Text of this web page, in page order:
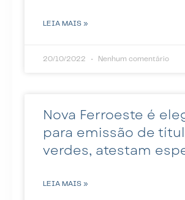
LEIA MAIS »
20/10/2022 Nenhum comentário
Nova Ferroeste é
para emissão de
verdes, atestam
LEIA MAIS »